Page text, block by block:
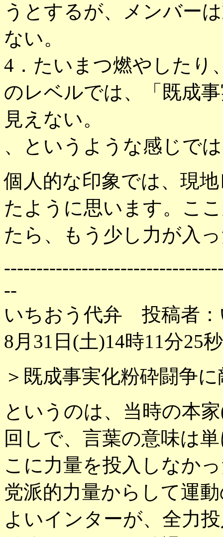
うとするが、メンバー
ない。
4．たいまつ燃やしたり
のレベルでは、「既成
見えない。
、というような感じで
個人的な印象では、現
たように思います。こ
たら、もう少し力が入
--
いちおう代弁 投稿者
8月31日(土)14時11分25秒
＞既成事実化粉砕闘争
というのは、当時の本
回しで、言葉の意味は
こに力量を投入しなか
党派的力量からして運
よいインターが、全力